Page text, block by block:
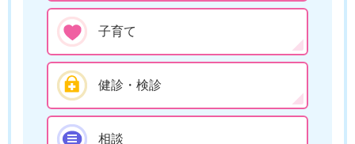
子育て
健診・検診
相談